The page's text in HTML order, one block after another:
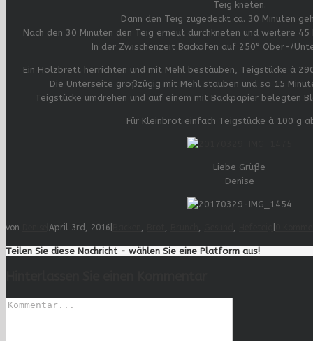
Teig kneten.
Dann den Teig zugedeckt ca. 30 Minuten
Nach den 30 Minuten den Teig erneut durchkneten und weitere
In der Zwischenzeit Backofen auf 250° Ober-/
Ein Holzbrett herrichten und mit Mehl bestäuben, Teigstücke à
Die Unterseite großzügig mit Mehl stauben und so 15
Teigstücke umdrehen und auf einem mit Backpapier belegten
Für Kleinbrot einfach Teigstücke à 100 g
Liebe Grüße
Denise
von April 3rd, 2016 , , , ,
Teilen Sie diese Nachricht - wählen Sie eine Platform aus!